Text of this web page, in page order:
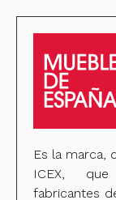
Es la marca,
ICEX, que
fabricantes